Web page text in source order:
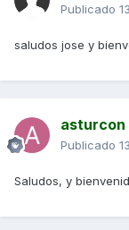
Publicado
saludos jose y
asturcon
Publicado
Saludos, y